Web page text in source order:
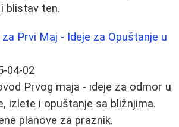
blistav ten.
Prvi Maj - Ideje za Opuštanje u
04-02
Prvog maja - ideje za odmor u
izlete i opuštanje sa bližnjima.
planove za praznik.